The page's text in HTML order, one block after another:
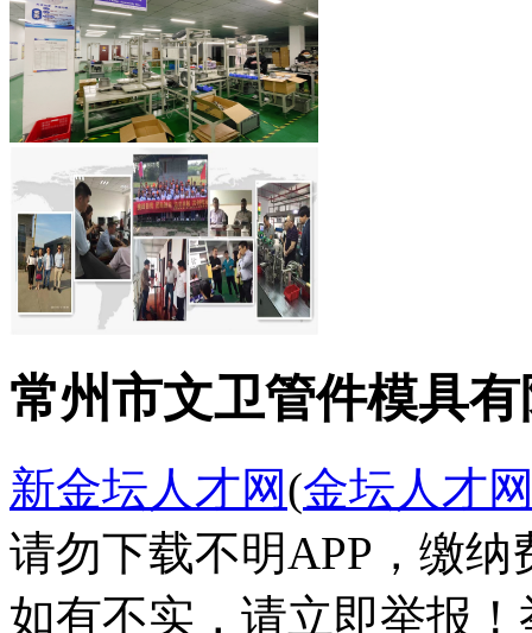
常州市文卫管件模具
新金坛人才网(金坛人才
请勿下载不明APP，缴
如有不实，请立即举报